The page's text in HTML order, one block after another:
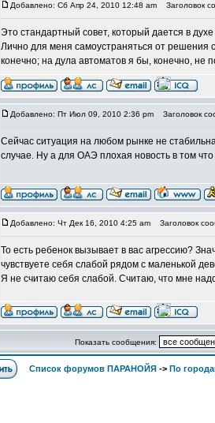
Добавлено: Сб Апр 24, 2010 12:48 am Заголовок
Это стандартный совет, который дается в
Лично для меня самоустраняться от решения
конечно; на дула автоматов я бы, конечно, не
Добавлено: Пт Июл 09, 2010 2:36 pm Заголовок
Сейчас ситуация на любом рынке не
случае. Ну а для ОАЭ плохая новость в том
Добавлено: Чт Дек 16, 2010 4:25 am Заголовок
То есть ребенок вызывает в вас агрессию?
чувствуете себя слабой рядом с маленькой
Я не считаю себя слабой. Считаю, что мне
Показать сообщения:
Список форумов ПАРАНОЙЯ -> По